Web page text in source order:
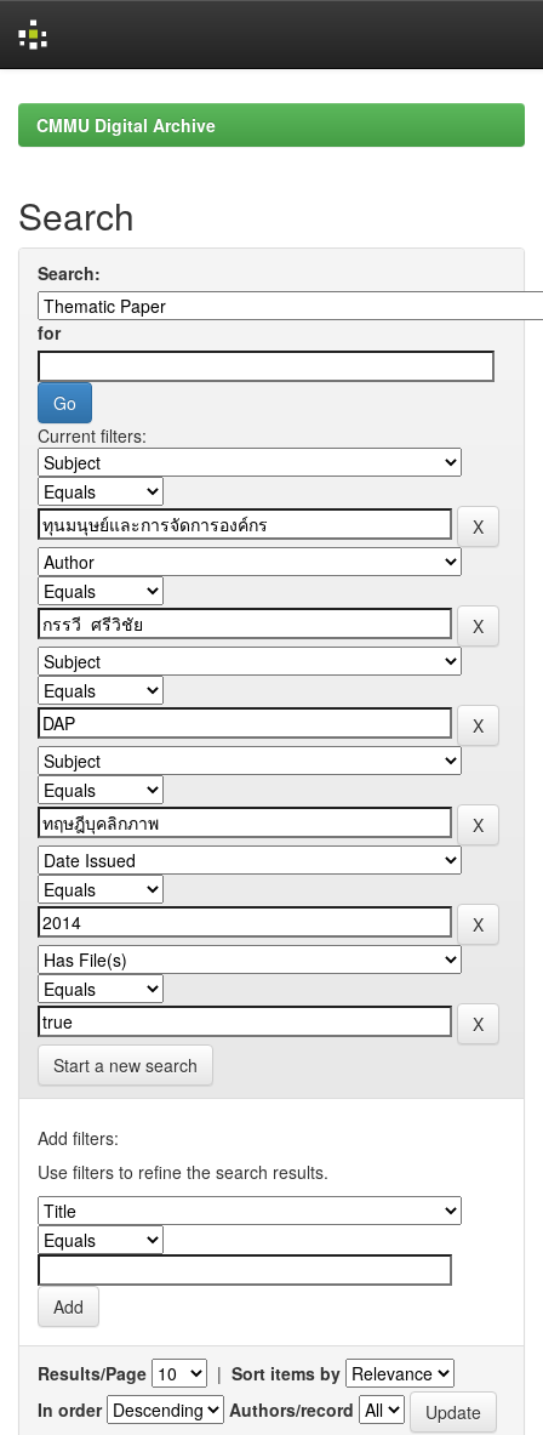
navigationCMMU Digital Archive
Search
Search:
for
Current filters:
Start a new search
Add filters:
Use filters to refine the search results.
Results/Page | Sort items by
In order
Authors/record